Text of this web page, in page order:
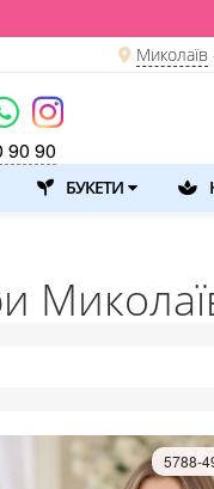
Миколаїв
90 90
БУКЕТИ
5788-